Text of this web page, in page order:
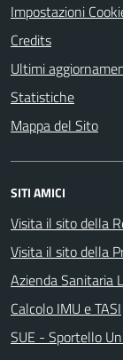
Impostazioni
Credits
Ultimi
Statistiche
Mappa del Sito
SITI AMICI
Visita il sito della
Visita il sito della
Azienda Sanitaria
Calcolo IMU e TASI
SUE - Sportello